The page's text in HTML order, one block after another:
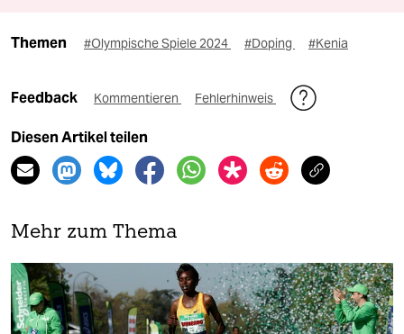
Themen #Olympische Spiele 2024 #Doping #Kenia
Feedback Kommentieren Fehlerhinweis
Diesen Artikel teilen
Mehr zum Thema